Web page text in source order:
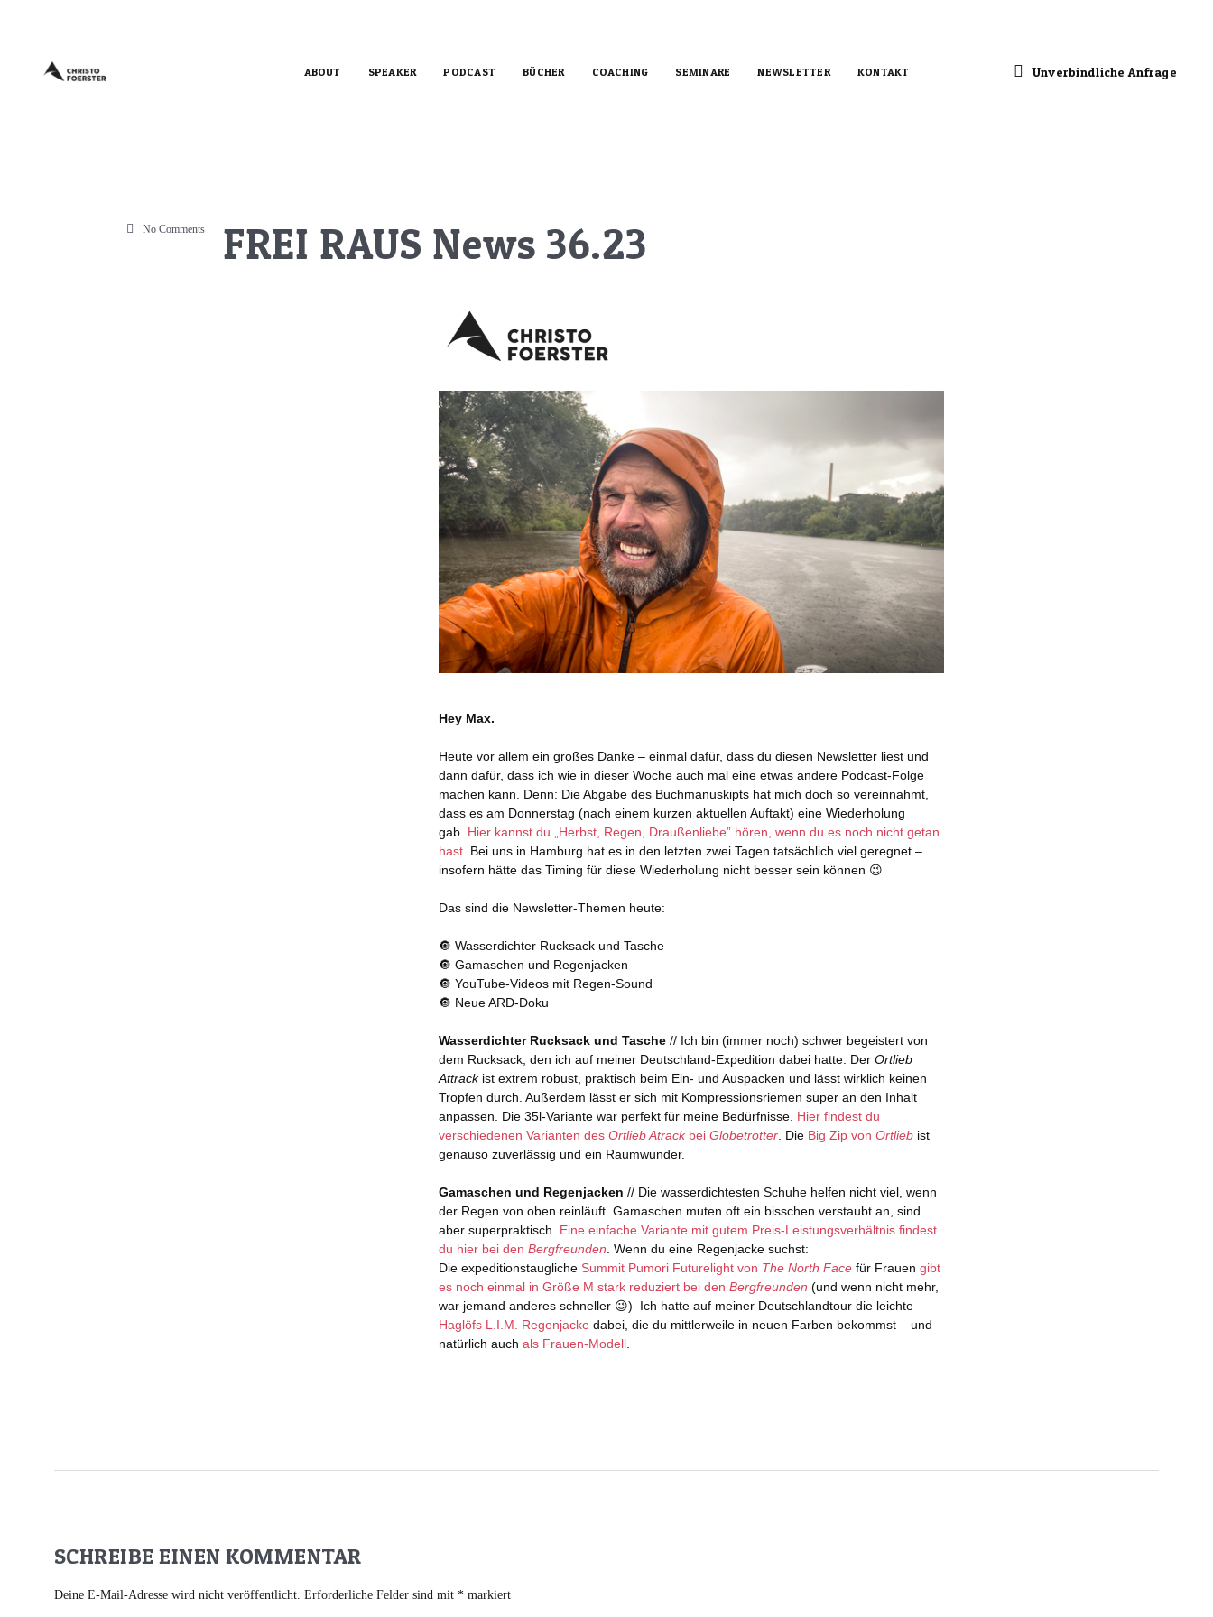
ABOUT SPEAKER PODCAST BÜCHER COACHING SEMINARE NEWSLETTER KONTAKT Unverbindliche Anfrage
No Comments FREI RAUS News 36.23
SCHREIBE EINEN KOMMENTAR
Deine E-Mail-Adresse wird nicht veröffentlicht. Erforderliche Felder sind mit * markiert